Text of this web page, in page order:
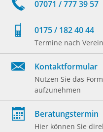
07071 / 777 39 57
0175 / 182 40 44
Termine nach
Kontaktformular
Nutzen Sie das
aufzunehmen
Beratungstermin
Hier können Sie